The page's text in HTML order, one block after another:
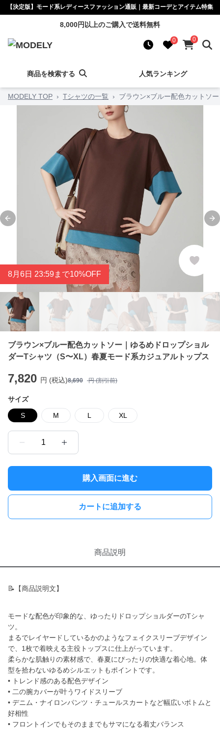
【決定版】モード系レディースファッション通販｜最新コーデとアイテム特集
8,000円以上のご購入で送料無料
0 0
商品を検索する 人気ランキング
MODELY TOP › Tシャツの一覧 › ブラウン×ブルー配色カットソ
Previous slide
8月 6日 23:59まで10%OFF
ブラウン×ブルー配色カットソー｜ゆるめドロップショル
ダーTシャツ（S〜XL）春夏モード系カジュアルトップス
7,820 円 (税込)8,690 円 (割引前)
サイズ
S M L XL
1
購入画面に進む
カートに追加する
商品説明
📝【商品説明文】
モードな配色が印象的な、ゆったりドロップショルダーのTシャ
ツ。
まるでレイヤードしているかのようなフェイクスリーブデザイン
で、1枚で着映える主役トップスに仕上がっています。
柔らかな肌触りの素材感で、春夏にぴったりの快適な着心地。体
型を拾わないゆるめシルエットもポイントです。
• トレンド感のある配色デザイン
• 二の腕カバーが叶うワイドスリーブ
• デニム・ナイロンパンツ・チュールスカートなど幅広いボトムと
好相性
• フロントインでもそのままでもサマになる着丈バランス